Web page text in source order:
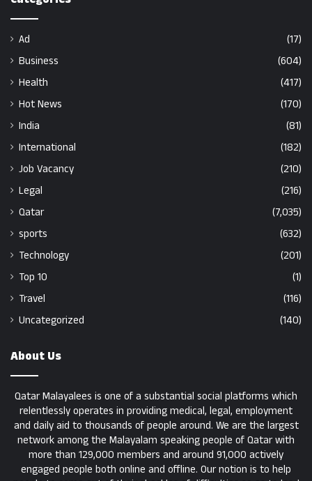
Ad
(17)
Business
(604)
Health
(417)
Hot News
(170)
India
(81)
International
(182)
Job Vacancy
(210)
Legal
(216)
Qatar
(7,035)
sports
(632)
Technology
(201)
Top 10
(1)
Travel
(116)
Uncategorized
(140)
About Us
Qatar Malayalees is one of a substantial social platforms which
relentlessly operates in providing medical, legal, employment
and daily aid to thousands of people around. We are the largest
network among the Malayalam speaking people of Qatar with
more than 129,000 members and around 91,000 actively
engaged people both online and offline. Our notion is to help